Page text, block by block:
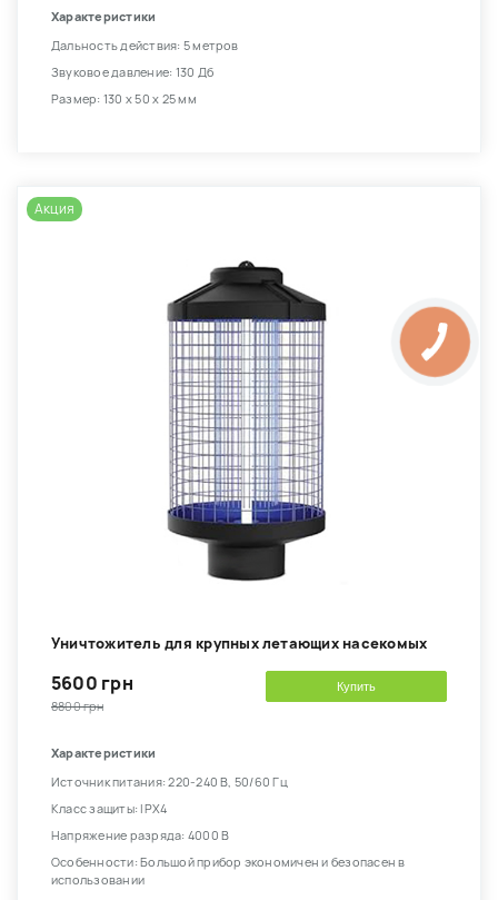
Характеристики
Дальность действия: 5 метров
Звуковое давление: 130 Дб
Размер: 130 х 50 х 25 мм
Акция
Уничтожитель для крупных летающих насекомых
5600 грн
8800 грн
Купить
Характеристики
Источник питания: 220-240 В, 50/60 Гц
Класс защиты: IPX4
Напряжение разряда: 4000 В
Особенности: Большой прибор экономичен и безопасен в
использовании